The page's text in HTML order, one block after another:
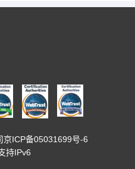
京ICP备05031699号-6
持IPv6